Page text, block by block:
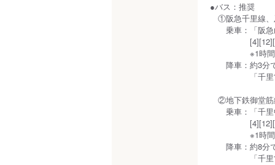
●バス：推奨
①阪急千里線、
乗車：「阪急
※1時間に6本
降車：約3分
「千里営業
②地下鉄御堂筋
乗車：「千里
[4][12][18]番
※1時間に4本
降車：約8分
「千里営業